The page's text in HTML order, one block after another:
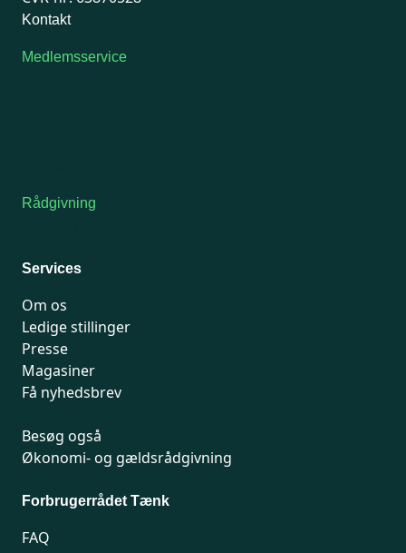
Kontakt
Medlemsservice
Rådgivning
Services
Om os
Ledige stillinger
Presse
Magasiner
Få nyhedsbrev
Besøg også
Økonomi- og gældsrådgivning
Forbrugerrådet Tænk
FAQ